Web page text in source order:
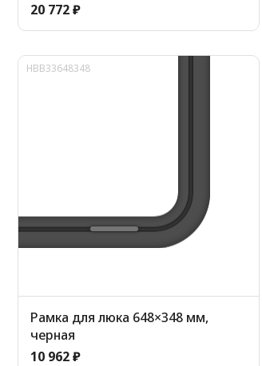
20 772 ₽
HBB33648348
Рамка для люка 648×348 мм,
черная
10 962 ₽